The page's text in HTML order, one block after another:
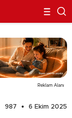
Reklam Alanı
987
6 Ekim 2025